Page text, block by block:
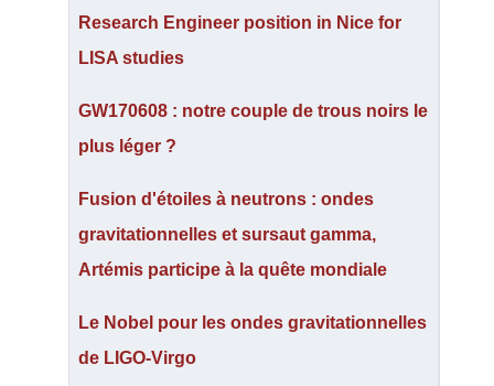
Research Engineer position in Nice for
LISA studies
GW170608 : notre couple de trous noirs le
plus léger ?
Fusion d'étoiles à neutrons : ondes
gravitationnelles et sursaut gamma,
Artémis participe à la quête mondiale
Le Nobel pour les ondes gravitationnelles
de LIGO-Virgo